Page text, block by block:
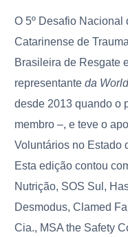
O 5º Desafio Nacional
Catarinense de
Brasileira de Resgate
representanteda
desde 2013 quando o
membro –, e teve o
Voluntários no Estado
Esta edição contou
Nutrição, SOS Sul,
Desmodus, Clamed
Cia., MSA the Safety